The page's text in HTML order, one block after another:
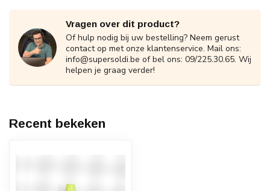
Vragen over dit product?
Of hulp nodig bij uw bestelling? Neem gerust
contact op met onze klantenservice. Mail ons:
info@supersoldi.be of bel ons: 09/225.30.65. Wij
helpen je graag verder!
Recent bekeken